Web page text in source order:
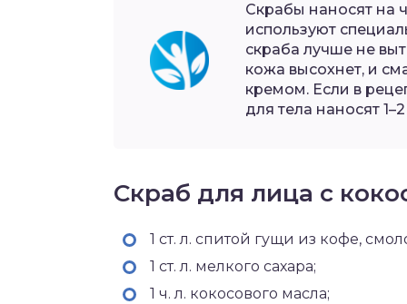
Скрабы наносят на
используют
скраба лучше не
кожа высохнет, и
кремом. Если в
для тела наносят
Скраб для лица с
1 ст. л. спитой гущи из кофе,
1 ст. л. мелкого сахара;
1 ч. л. кокосового масла;